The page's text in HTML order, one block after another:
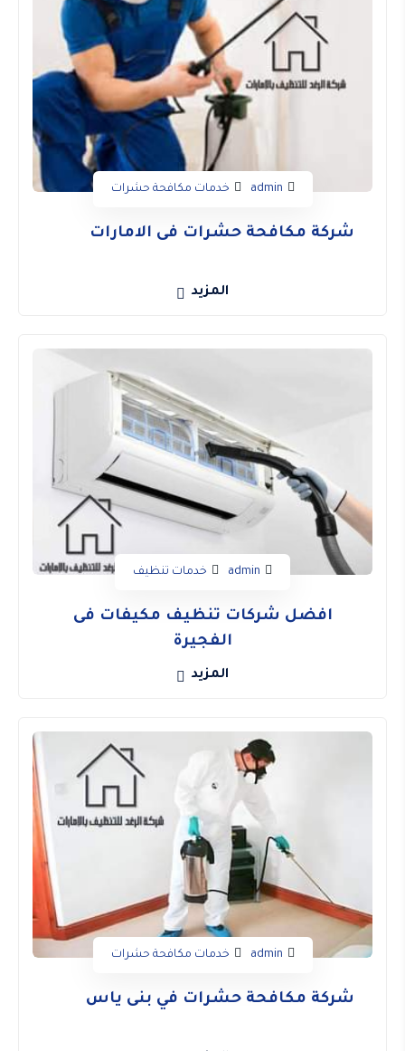
admin خدمات مكافحة حشرات
شركة مكافحة حشرات فى الامارات
المزيد
admin خدمات تنظيف
افضل شركات تنظيف مكيفات فى
الفجيرة
المزيد
admin خدمات مكافحة حشرات
شركة مكافحة حشرات في بنى ياس